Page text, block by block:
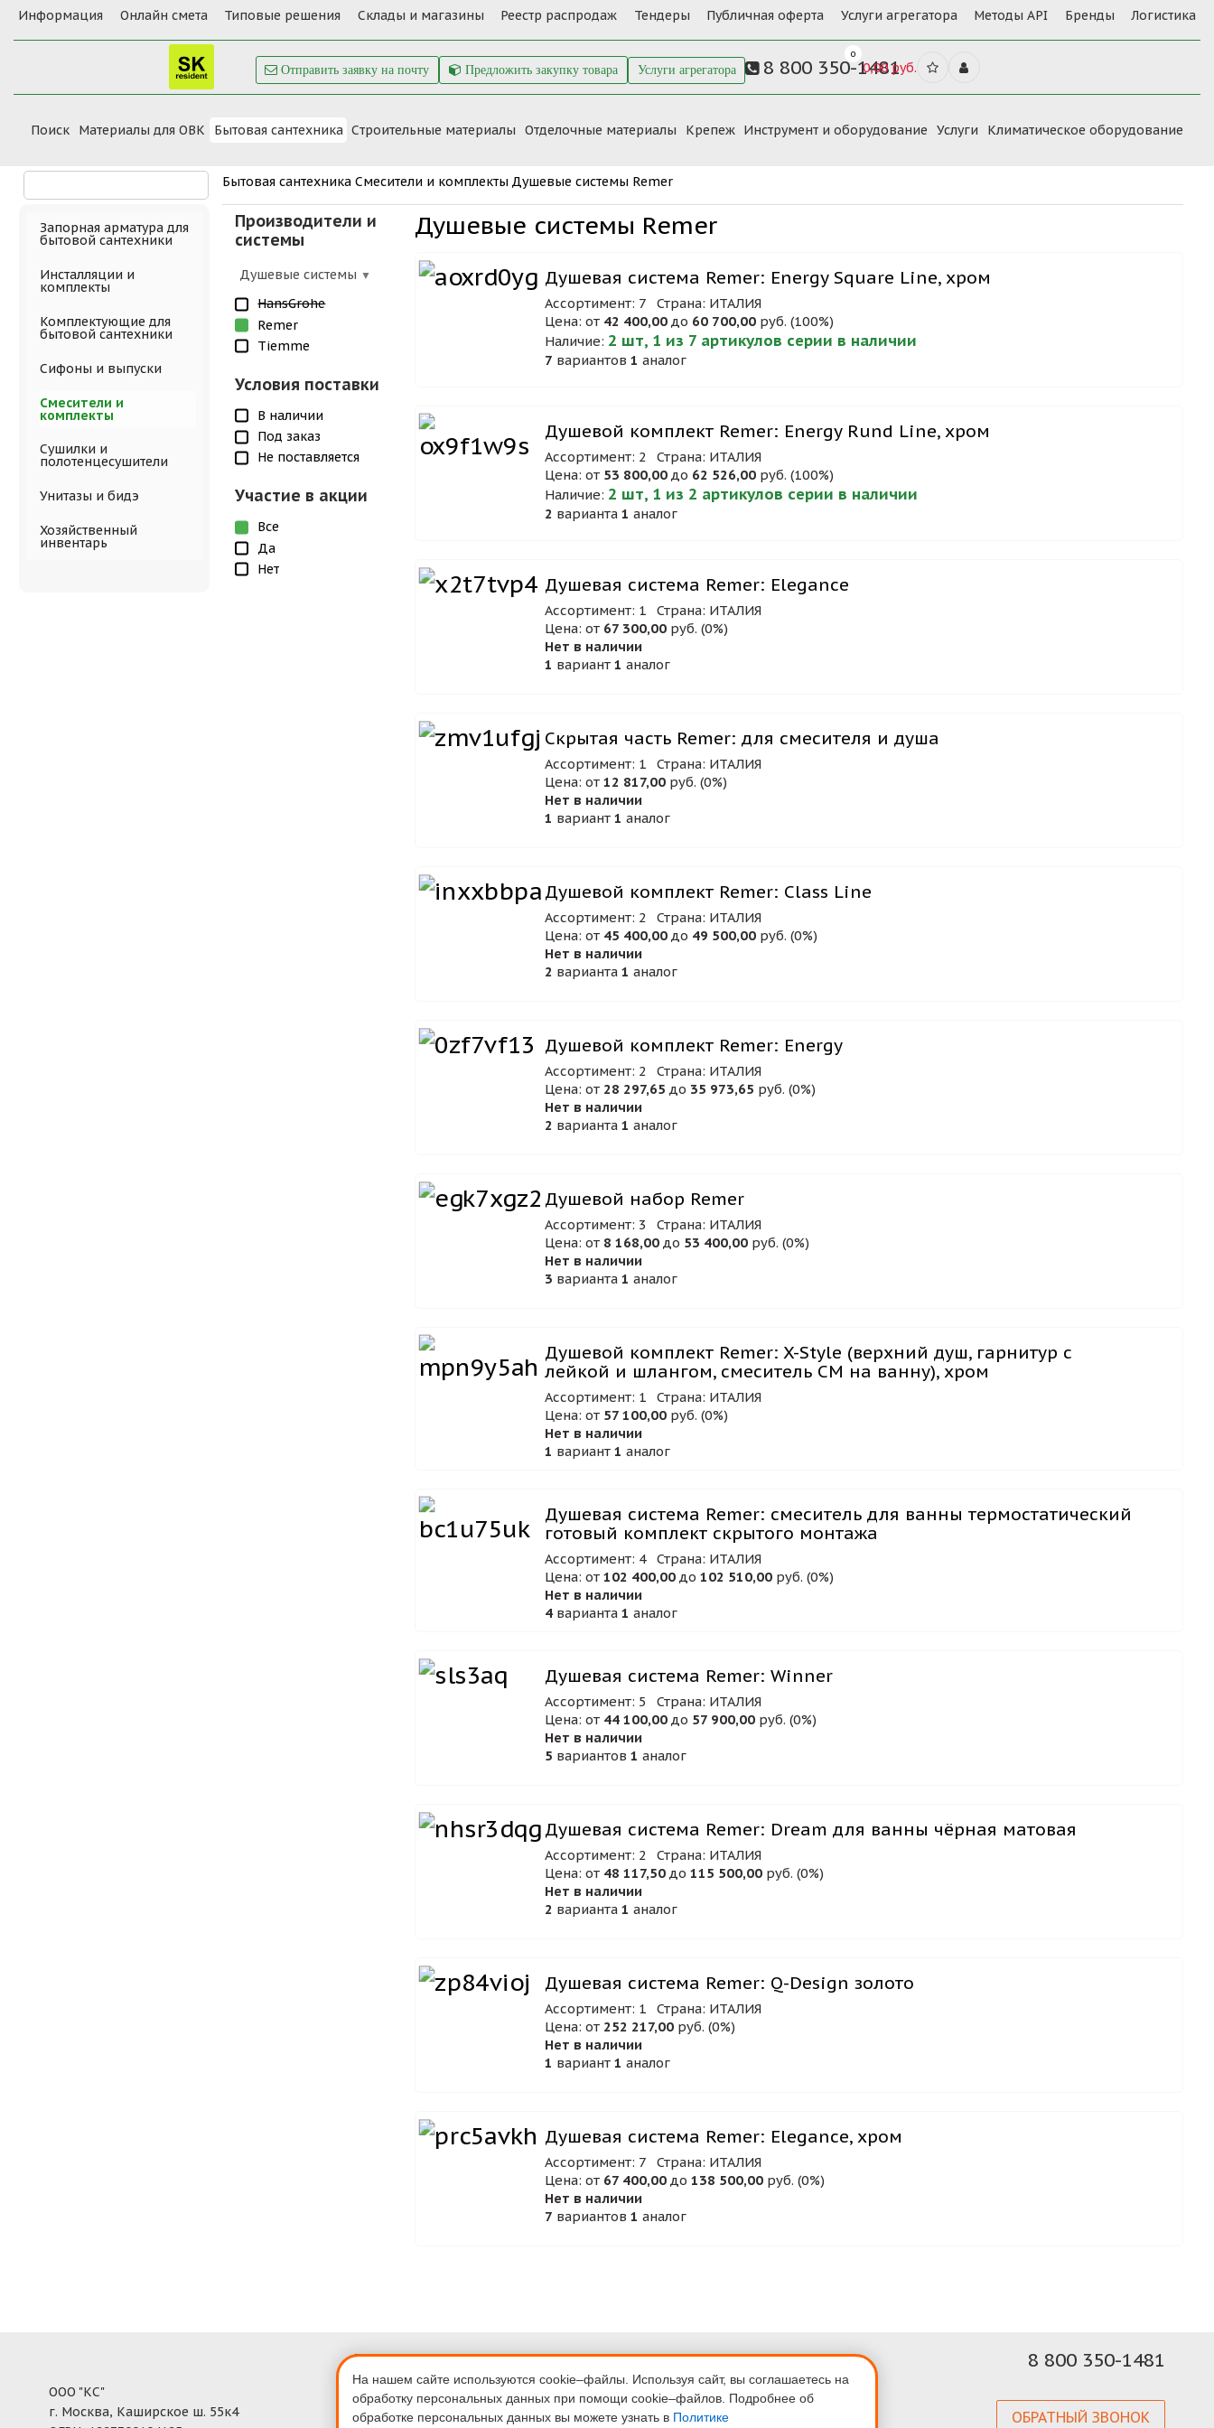
Информация Онлайн смета Типовые решения Склады и магазины Реестр распродаж Тендеры Публичная оферта Услуги агрегатора Методы API Бренды Логистика
Отправить заявку на почту Предложить закупку товара Услуги агрегатора 8 800 350-1481
0
0,00 руб.
Поиск Материалы для ОВК Бытовая сантехника Cтроительные материалы Отделочные материалы Крепеж Инструмент и оборудование Услуги Климатическое оборудование
Бытовая сантехника Смесители и комплекты Душевые системы Remer
Производители и
системы
Душевые системы
HansGrohe
Remer
Tiemme
Условия поставки
В наличии
Под заказ
Не поставляется
Участие в акции
Все
Да
Нет
Душевые системы Remer
Душевая система Remer: Energy Square Line, хром
Ассортимент: 7
Страна: ИТАЛИЯ
Цена: от 42 400,00 до 60 700,00 руб. (100%)
Наличие: 2 шт, 1 из 7 артикулов серии в наличии
7 вариантов1 аналог
Душевой комплект Remer: Energy Rund Line, хром
Ассортимент: 2
Страна: ИТАЛИЯ
Цена: от 53 800,00 до 62 526,00 руб. (100%)
Наличие: 2 шт, 1 из 2 артикулов серии в наличии
2 варианта1 аналог
Душевая система Remer: Elegance
Ассортимент: 1
Страна: ИТАЛИЯ
Цена: от 67 300,00 руб. (0%)
Нет в наличии
1 вариант1 аналог
Скрытая часть Remer: для смесителя и душа
Ассортимент: 1
Страна: ИТАЛИЯ
Цена: от12 817,00 руб. (0%)
Нет в наличии
1 вариант1 аналог
Душевой комплект Remer: Class Line
Ассортимент: 2
Страна: ИТАЛИЯ
Цена: от 45 400,00 до 49 500,00 руб. (0%)
Нет в наличии
2 варианта1 аналог
Душевой комплект Remer: Energy
Ассортимент: 2
Страна: ИТАЛИЯ
Цена: от 28 297,65 до 35 973,65 руб. (0%)
Нет в наличии
2 варианта1 аналог
Душевой набор Remer
Ассортимент: 3
Страна: ИТАЛИЯ
Цена: от 8 168,00 до 53 400,00 руб. (0%)
Нет в наличии
3 варианта1 аналог
Душевой комплект Remer: X-Style (верхний душ, гарнитур с
лейкой и шлангом, смеситель СМ на ванну), хром
Ассортимент: 1
Страна: ИТАЛИЯ
Цена: от 57 100,00 руб. (0%)
Нет в наличии
1 вариант1 аналог
Душевая система Remer: смеситель для ванны термостатический
готовый комплект скрытого монтажа
Ассортимент: 4 Страна: ИТАЛИЯ
Цена: от102 400,00 до102 510,00 руб. (0%)
Нет в наличии
4 варианта1 аналог
Душевая система Remer: Winner
Ассортимент: 5
Страна: ИТАЛИЯ
Цена: от 44 100,00 до 57 900,00 руб. (0%)
Нет в наличии
5 вариантов1 аналог
Душевая система Remer: Dream для ванны чёрная матовая
Ассортимент: 2
Страна: ИТАЛИЯ
Цена: от 48 117,50 до115 500,00 руб. (0%)
Нет в наличии
2 варианта1 аналог
Душевая система Remer: Q-Design золото
Ассортимент: 1
Страна: ИТАЛИЯ
Цена: от 252 217,00 руб. (0%)
Нет в наличии
1 вариант1 аналог
Душевая система Remer: Elegance, хром
Ассортимент: 7
Страна: ИТАЛИЯ
Цена: от 67 400,00 до138 500,00 руб. (0%)
Нет в наличии
7 вариантов1 аналог
Запорная арматура для
бытовой сантехники
Инсталляции и
комплекты
Комплектующие для
бытовой сантехники
Сифоны и выпуски
Смесители и
комплекты
Сушилки и
полотенцесушители
Унитазы и бидэ
Хозяйственный
инвентарь
ООО "КС"
г. Москва, Каширское ш. 55к4
Политика
конфиденциальности
Обмен и возврат
Договор-оферта
Пользовательское
соглашение
8 800 350-1481
ОБРАТНЫЙ ЗВОНОК
На нашем сайте используются cookie–файлы. Используя сайт, вы соглашаетесь на
обработку персональных данных при помощи cookie–файлов. Подробнее об
обработке персональных данных вы можете узнать в Политике